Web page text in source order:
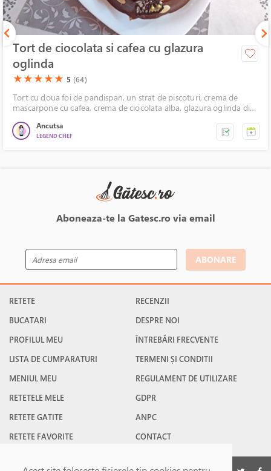
Tort de ciocolata si cafea cu glazura
oglinda
(*)
★(*)
★(*)
★(*)
★(*)
★ 5 (64)
Tort cu doua foi de pandispan, un strat de piscoturi, crema de
mascarpone cu cafea, crema de ciocolata alba, glazura oglinda din
Ancutsa
LEGEND CHEF
Aboneaza-te la Gatesc.ro via email
ABONARE
RETETE
BUCATARI
PROFILUL MEU
LISTA DE CUMPARATURI
MENIUL MEU
RETETELE MELE
RETETE GATITE
RETETE FAVORITE
RECENZII
DESPRE NOI
ÎNTREBĂRI FRECVENTE
TERMENI ȘI CONDITII
REGULAMENT DE UTILIZARE
GDPR
ANPC
CONTACT